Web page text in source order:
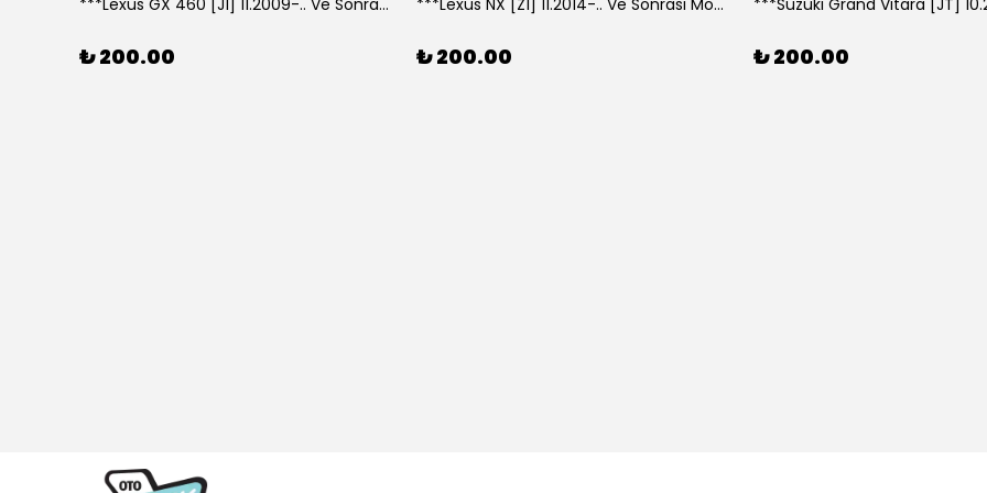
***Lexus GX 460 [J1] 11.2009-.. Ve Sonrası Model Yılları İçin Uyumlu Yeo Arka Silecek
₺ 200.00
***Lexus NX [Z1] 11.2014-.. Ve Sonrası Model Yılları İçin Uyumlu Yeo Arka Silecek
₺ 200.00 ₺ 200.00